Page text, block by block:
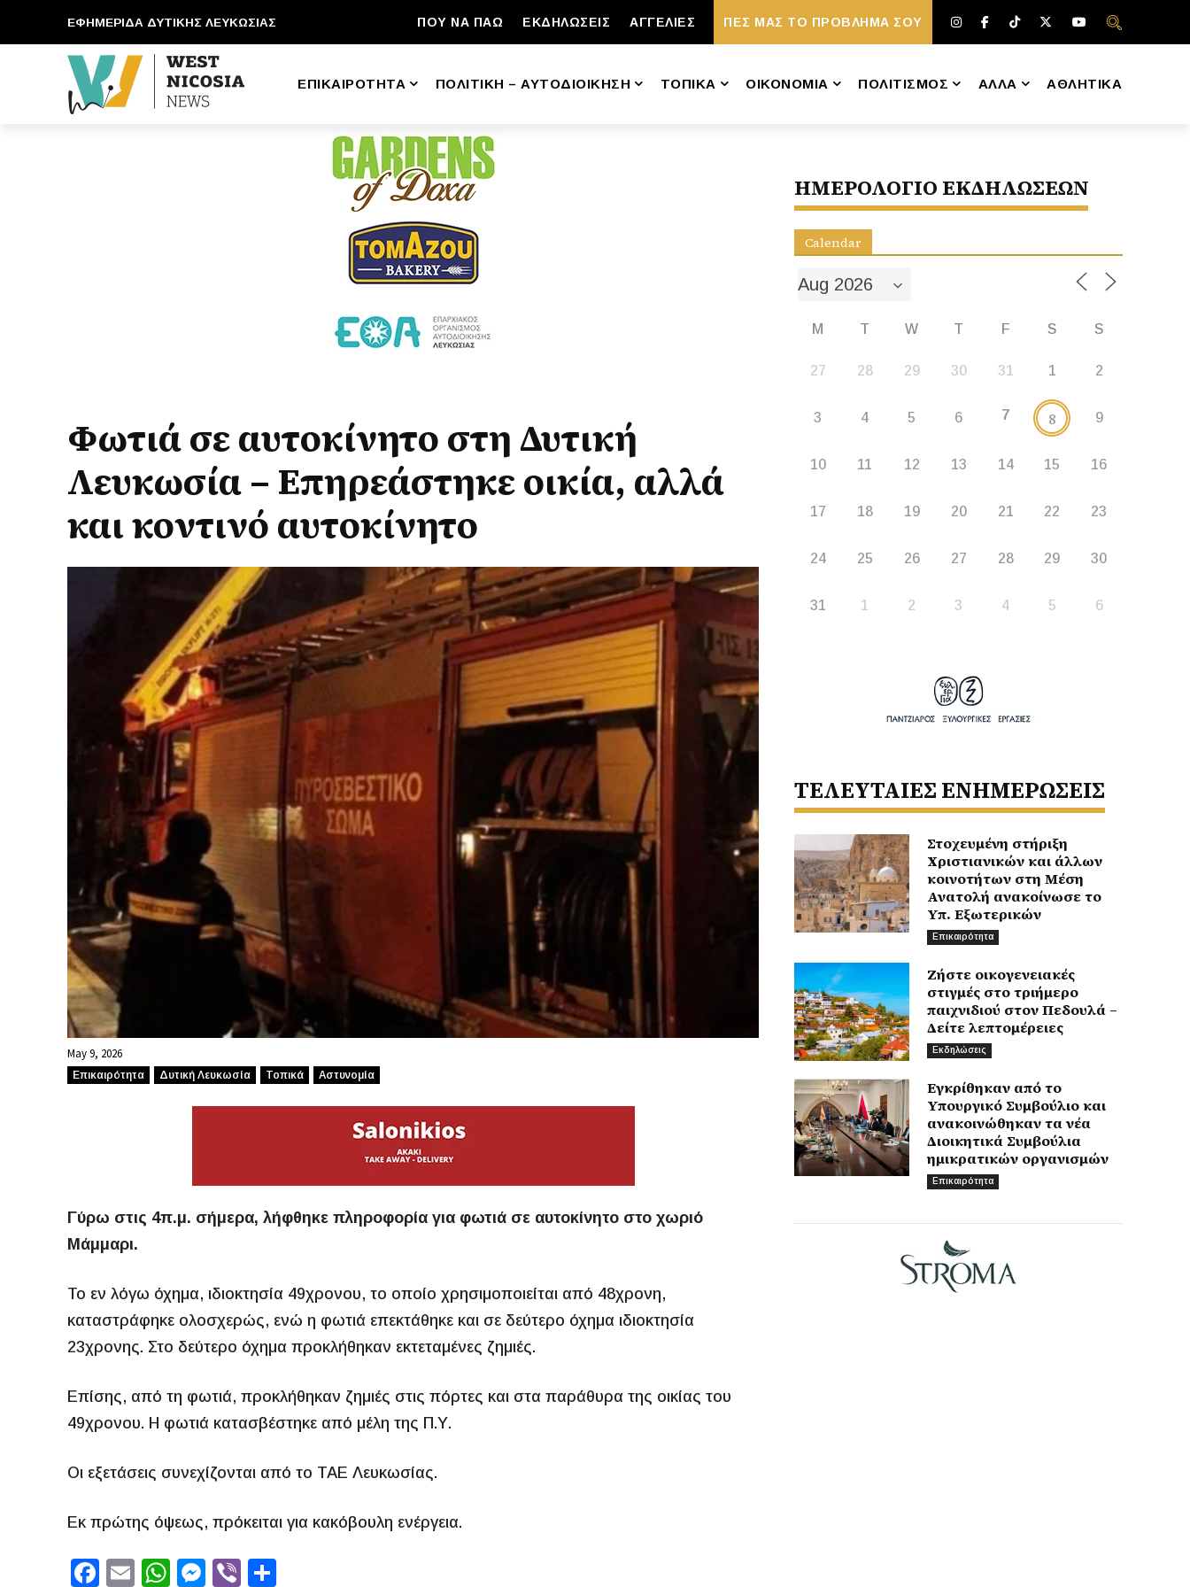
ΕΦΗΜΕΡΙΔΑ ΔΥΤΙΚΗΣ ΛΕΥΚΩΣΙΑΣ ΠΟΥ ΝΑ ΠΑΩ ΕΚΔΗΛΩΣΕΙΣ ΑΓΓΕΛΙΕΣ ΠΕΣ ΜΑΣ ΤΟ ΠΡΟΒΛΗΜΑ ΣΟΥ
ΕΠΙΚΑΙΡΟΤΗΤΑ ΠΟΛΙΤΙΚΗ – ΑΥΤΟΔΙΟΙΚΗΣΗ ΤΟΠΙΚΑ ΟΙΚΟΝΟΜΙΑ ΠΟΛΙΤΙΣΜΟΣ ΑΛΛΑ ΑΘΛΗΤΙΚΑ
Φωτιά σε αυτοκίνητο στη Δυτική
Λευκωσία – Επηρεάστηκε οικία, αλλά
και κοντινό αυτοκίνητο
May 9, 2026
Επικαιρότητα Δυτική Λευκωσία Τοπικά Αστυνομία
Γύρω στις 4π.μ. σήμερα, λήφθηκε πληροφορία για φωτιά σε αυτοκίνητο στο χωριό
Μάμμαρι.
Το εν λόγω όχημα, ιδιοκτησία 49χρονου, το οποίο χρησιμοποιείται από 48χρονη,
καταστράφηκε ολοσχερώς, ενώ η φωτιά επεκτάθηκε και σε δεύτερο όχημα ιδιοκτησία
23χρονης. Στο δεύτερο όχημα προκλήθηκαν εκτεταμένες ζημιές.
Επίσης, από τη φωτιά, προκλήθηκαν ζημιές στις πόρτες και στα παράθυρα της οικίας του
49χρονου. Η φωτιά κατασβέστηκε από μέλη της Π.Υ.
Οι εξετάσεις συνεχίζονται από το ΤΑΕ Λευκωσίας.
Εκ πρώτης όψεως, πρόκειται για κακόβουλη ενέργεια.
F
E
W
M
Vi
ΗΜΕΡΟΛΟΓΙΟ ΕΚΔΗΛΩΣΕΩΝ
Calendar
M T W T F S S
27 28 29 30 31 1 2
3 4 5 6 7 8 9
10 11 12 13 14 15 16
17 18 19 20 21 22 23
24 25 26 27 28 29 30
31 1 2 3 4 5 6
ΤΕΛΕΥΤΑΙΕΣ ΕΝΗΜΕΡΩΣΕΙΣ
Στοχευμένη στήριξη
Χριστιανικών και άλλων
κοινοτήτων στη Μέση
Ανατολή ανακοίνωσε το
Υπ. Εξωτερικών
Επικαιρότητα
Ζήστε οικογενειακές
στιγμές στο τριήμερο
παιχνιδιού στον Πεδουλά –
Δείτε λεπτομέρειες
Εκδηλώσεις
Εγκρίθηκαν από το
Υπουργικό Συμβούλιο και
ανακοινώθηκαν τα νέα
Διοικητικά Συμβούλια
ημικρατικών οργανισμών
Επικαιρότητα